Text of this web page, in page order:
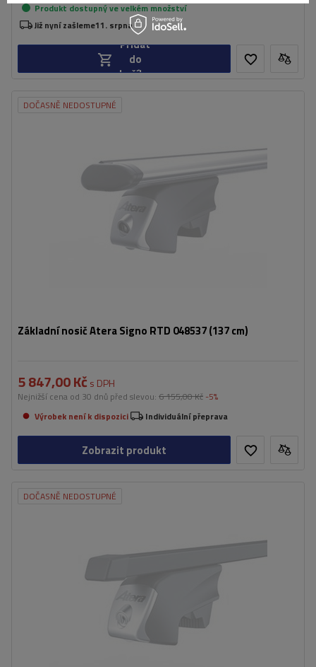
Produkt dostupný ve velkém množství
Již nyní zašleme11. srpna
Přidat
do
košíku
DOČASNĚ NEDOSTUPNÉ
Základní nosič Atera Signo RTD 048537 (137 cm)
5 847,00 Kč s DPH
Nejnižší cena od 30 dnů před slevou: 6 155,00 Kč -5%
Výrobek není k dispozici
Individuální přeprava
Zobrazit produkt
DOČASNĚ NEDOSTUPNÉ